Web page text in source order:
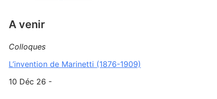
A venir
Colloques
L’invention de Marinetti (1876-1909)
10 Déc 26 -